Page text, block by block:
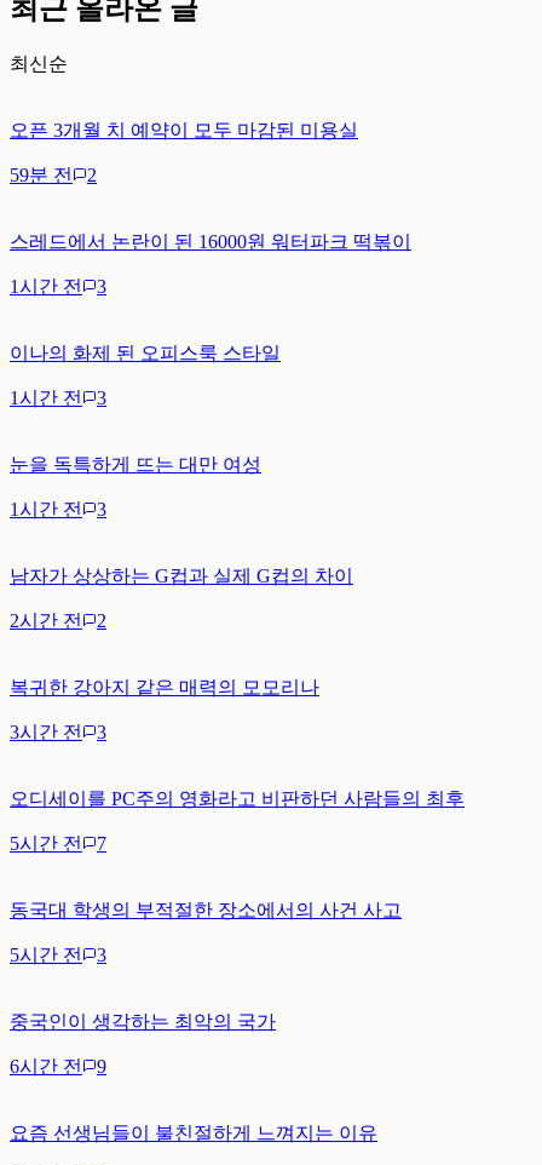
최근 올라온 글
최신순
오픈 3개월 치 예약이 모두 마감된 미용실
59분 전 2
스레드에서 논란이 된 16000원 워터파크 떡볶이
1시간 전 3
이나의 화제 된 오피스룩 스타일
1시간 전 3
눈을 독특하게 뜨는 대만 여성
1시간 전 3
남자가 상상하는 G컵과 실제 G컵의 차이
2시간 전 2
복귀한 강아지 같은 매력의 모모리나
3시간 전 3
오디세이를 PC주의 영화라고 비판하던 사람들의 최후
5시간 전 7
동국대 학생의 부적절한 장소에서의 사건 사고
5시간 전 3
중국인이 생각하는 최악의 국가
6시간 전 9
요즘 선생님들이 불친절하게 느껴지는 이유